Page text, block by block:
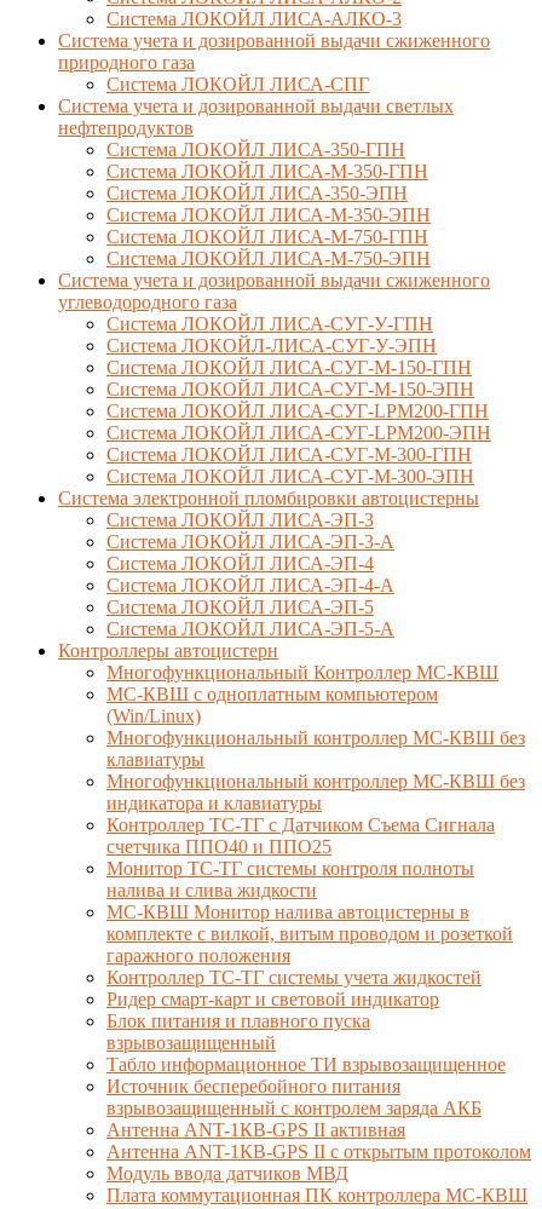
Система ЛОКОЙЛ ЛИСА-АЛКО-3
Система учета и дозированной выдачи сжиженного
природного газа
Система ЛОКОЙЛ ЛИСА-СПГ
Система учета и дозированной выдачи светлых
нефтепродуктов
Система ЛОКОЙЛ ЛИСА-350-ГПН
Система ЛОКОЙЛ ЛИСА-М-350-ГПН
Система ЛОКОЙЛ ЛИСА-350-ЭПН
Система ЛОКОЙЛ ЛИСА-М-350-ЭПН
Система ЛОКОЙЛ ЛИСА-М-750-ГПН
Система ЛОКОЙЛ ЛИСА-М-750-ЭПН
Система учета и дозированной выдачи сжиженного
углеводородного газа
Система ЛОКОЙЛ ЛИСА-СУГ-У-ГПН
Система ЛОКОЙЛ-ЛИСА-СУГ-У-ЭПН
Система ЛОКОЙЛ ЛИСА-СУГ-М-150-ГПН
Система ЛОКОЙЛ ЛИСА-СУГ-М-150-ЭПН
Система ЛОКОЙЛ ЛИСА-СУГ-LPM200-ГПН
Система ЛОКОЙЛ ЛИСА-СУГ-LPM200-ЭПН
Система ЛОКОЙЛ ЛИСА-СУГ-М-300-ГПН
Система ЛОКОЙЛ ЛИСА-СУГ-М-300-ЭПН
Система электронной пломбировки автоцистерны
Система ЛОКОЙЛ ЛИСА-ЭП-3
Система ЛОКОЙЛ ЛИСА-ЭП-3-А
Система ЛОКОЙЛ ЛИСА-ЭП-4
Система ЛОКОЙЛ ЛИСА-ЭП-4-А
Система ЛОКОЙЛ ЛИСА-ЭП-5
Система ЛОКОЙЛ ЛИСА-ЭП-5-А
Контроллеры автоцистерн
Многофункциональный Контроллер МС-КВШ
МС-КВШ с одноплатным компьютером
(Win/Linux)
Многофункциональный контроллер МС-КВШ без
клавиатуры
Многофункциональный контроллер МС-КВШ без
индикатора и клавиатуры
Контроллер ТС-ТГ с Датчиком Съема Сигнала
счетчика ППО40 и ППО25
Монитор ТС-ТГ системы контроля полноты
налива и слива жидкости
МС-КВШ Монитор налива автоцистерны в
комплекте с вилкой, витым проводом и розеткой
гаражного положения
Контроллер ТС-ТГ системы учета жидкостей
Ридер смарт-карт и световой индикатор
Блок питания и плавного пуска
взрывозащищенный
Табло информационное ТИ взрывозащищенное
Источник бесперебойного питания
взрывозащищенный с контролем заряда АКБ
Антенна ANT-1КВ-GPS II активная
Антенна ANT-1КВ-GPS II с открытым протоколом
Модуль ввода датчиков МВД
Плата коммутационная ПК контроллера МС-КВШ